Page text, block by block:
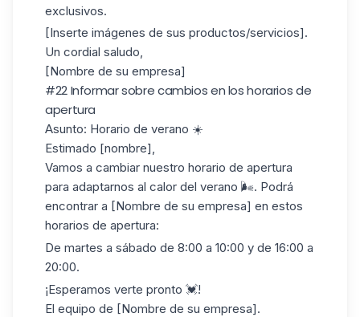
exclusivos.
[Inserte imágenes de sus productos/servicios].
Un cordial saludo,
[Nombre de su empresa]
#22 Informar sobre cambios en los horarios de
apertura
Asunto: Horario de verano ☀️
Estimado [nombre],
Vamos a cambiar nuestro horario de apertura
para adaptarnos al calor del verano 🌬️. Podrá
encontrar a [Nombre de su empresa] en estos
horarios de apertura:
De martes a sábado de 8:00 a 10:00 y de 16:00 a
20:00.
¡Esperamos verte pronto 💓!
El equipo de [Nombre de su empresa].